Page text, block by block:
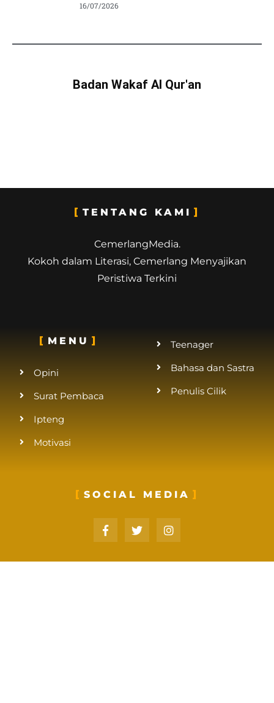
16/07/2026
Badan Wakaf Al Qur'an
TENTANG KAMI
CemerlangMedia.
Kokoh dalam Literasi, Cemerlang Menyajikan
Peristiwa Terkini
MENU
Opini
Surat Pembaca
Ipteng
Motivasi
Teenager
Bahasa dan Sastra
Penulis Cilik
SOCIAL MEDIA